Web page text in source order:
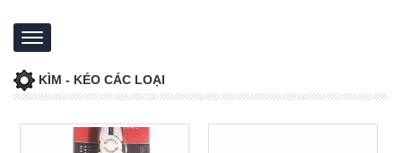
KÌM - KÉO CÁC LOẠI